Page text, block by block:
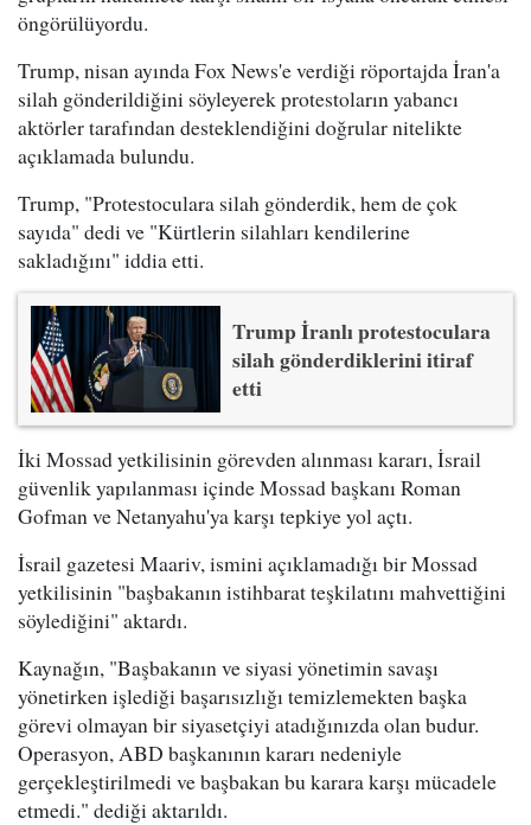
öngörülüyordu.
Trump, nisan ayında Fox News'e verdiği röportajda İran'a
silah gönderildiğini söyleyerek protestoların yabancı
aktörler tarafından desteklendiğini doğrular nitelikte
açıklamada bulundu.
Trump, "Protestoculara silah gönderdik, hem de çok
sayıda" dedi ve "Kürtlerin silahları kendilerine
sakladığını" iddia etti.
Trump İranlı protestoculara
silah gönderdiklerini itiraf
etti
İki Mossad yetkilisinin görevden alınması kararı, İsrail
güvenlik yapılanması içinde Mossad başkanı Roman
Gofman ve Netanyahu'ya karşı tepkiye yol açtı.
İsrail gazetesi Maariv, ismini açıklamadığı bir Mossad
yetkilisinin "başbakanın istihbarat teşkilatını mahvettiğini
söylediğini" aktardı.
Kaynağın, "Başbakanın ve siyasi yönetimin savaşı
yönetirken işlediği başarısızlığı temizlemekten başka
görevi olmayan bir siyasetçiyi atadığınızda olan budur.
Operasyon, ABD başkanının kararı nedeniyle
gerçekleştirilmedi ve başbakan bu karara karşı mücadele
etmedi." dediği aktarıldı.